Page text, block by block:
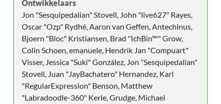
Ontwikkelaars
Jon "Sesquipedalian" Stovell, John "live627" Rayes,
Oscar "Ozp" Rydhé, Aaron van Geffen, Antechinus,
Bjoern "Bloc" Kristiansen, Brad "IchBin™" Grow,
Colin Schoen, emanuele, Hendrik Jan "Compuart"
Visser, Jessica "Suki" González, Jon "Sesquipedalian"
Stovell, Juan "JayBachatero" Hernandez, Karl
"RegularExpression" Benson, Matthew
"Labradoodle-360" Kerle, Grudge, Michael